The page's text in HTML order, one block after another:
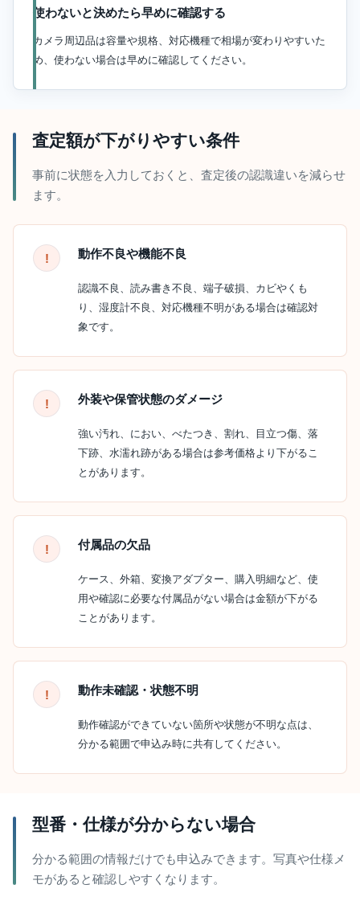
使わないと決めたら早めに確認する
カメラ周辺品は容量や規格、対応機種で相場が変わりやすいた
め、使わない場合は早めに確認してください。
査定額が下がりやすい条件
事前に状態を入力しておくと、査定後の認識違いを減らせ
ます。
動作不良や機能不良
認識不良、読み書き不良、端子破損、カビやくも
り、湿度計不良、対応機種不明がある場合は確認対
象です。
外装や保管状態のダメージ
強い汚れ、におい、べたつき、割れ、目立つ傷、落
下跡、水濡れ跡がある場合は参考価格より下がるこ
とがあります。
付属品の欠品
ケース、外箱、変換アダプター、購入明細など、使
用や確認に必要な付属品がない場合は金額が下がる
ことがあります。
動作未確認・状態不明
動作確認ができていない箇所や状態が不明な点は、
分かる範囲で申込み時に共有してください。
型番・仕様が分からない場合
分かる範囲の情報だけでも申込みできます。写真や仕様メ
モがあると確認しやすくなります。